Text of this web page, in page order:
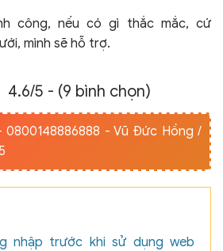
công, nếu có gì thắc mắc, cứ
mình sẽ hỗ trợ.
4.6/5 - (9 bình chọn)
0800148886888 - Vũ Đức Hồng /
nhập trước khi sử dụng web